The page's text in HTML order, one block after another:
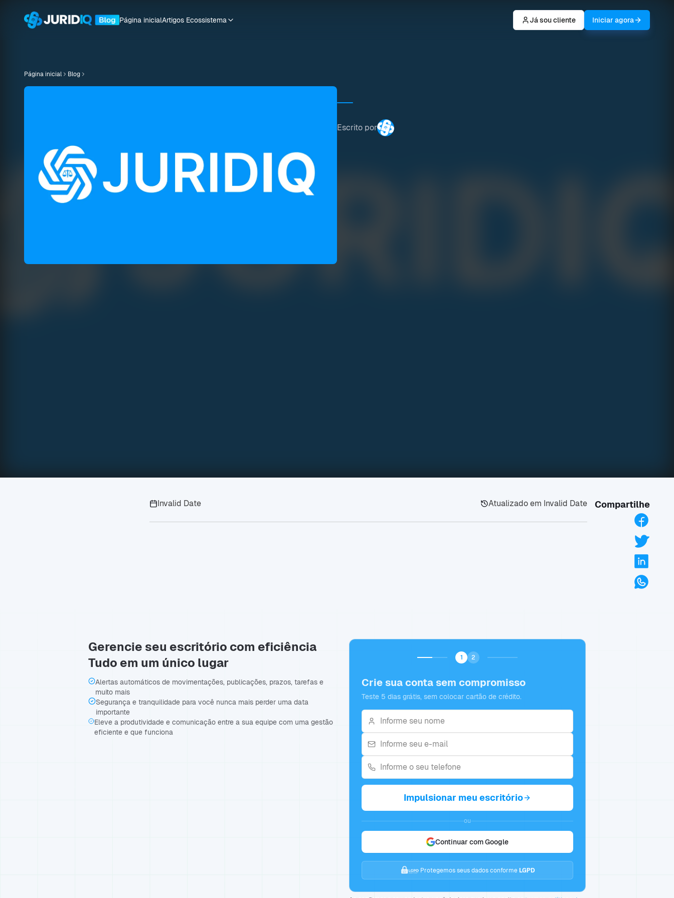
Página inicialArtigos Ecossistema Já sou cliente Iniciar agora
Página inicial Blog
Escrito por
Invalid Date Atualizado em Invalid Date Compartilhe
Gerencie seu escritório com eficiência
Tudo em um único lugar
Alertas automáticos de movimentações, publicações, prazos, tarefas e
muito mais
Segurança e tranquilidade para você nunca mais perder uma data
importante
Eleve a produtividade e comunicação entre a sua equipe com uma gestão
eficiente e que funciona
1 2
Crie sua conta sem compromisso
Teste 5 dias grátis, sem colocar cartão de crédito.
Impulsionar meu escritório
ou
Continuar com Google
Protegemos seus dados conforme LGPD